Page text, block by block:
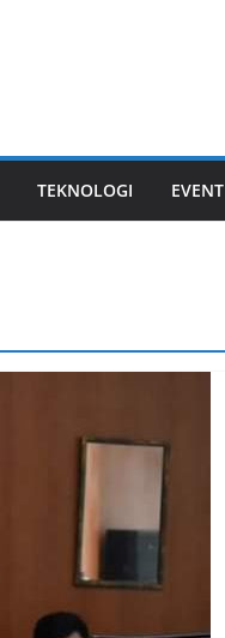
TEKNOLOGI EVENT